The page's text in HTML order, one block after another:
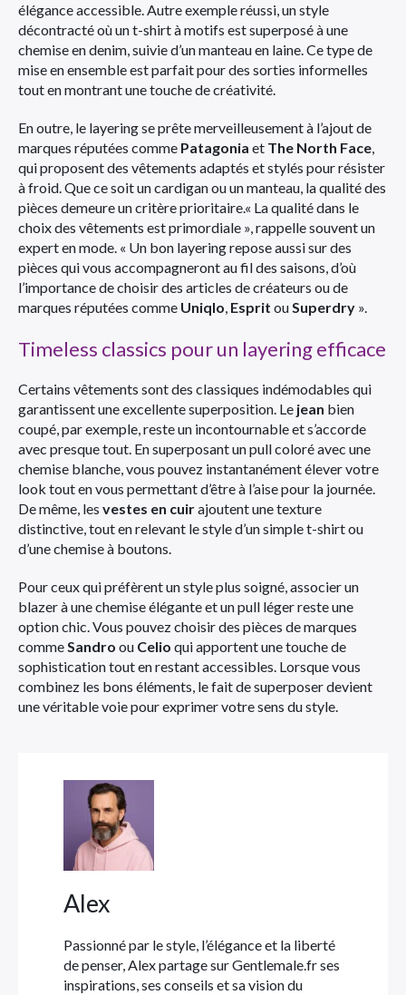
élégance accessible. Autre exemple réussi, un style
décontracté où un t-shirt à motifs est superposé à une
chemise en denim, suivie d’un manteau en laine. Ce type de
mise en ensemble est parfait pour des sorties informelles
tout en montrant une touche de créativité.
En outre, le layering se prête merveilleusement à l’ajout de
marques réputées comme Patagonia et The North Face,
qui proposent des vêtements adaptés et stylés pour résister
à froid. Que ce soit un cardigan ou un manteau, la qualité des
pièces demeure un critère prioritaire.« La qualité dans le
choix des vêtements est primordiale », rappelle souvent un
expert en mode. « Un bon layering repose aussi sur des
pièces qui vous accompagneront au fil des saisons, d’où
l’importance de choisir des articles de créateurs ou de
marques réputées comme Uniqlo, Esprit ouSuperdry ».
Timeless classics pour un layering efficace
Certains vêtements sont des classiques indémodables qui
garantissent une excellente superposition. Le jean bien
coupé, par exemple, reste un incontournable et s’accorde
avec presque tout. En superposant un pull coloré avec une
chemise blanche, vous pouvez instantanément élever votre
look tout en vous permettant d’être à l’aise pour la journée.
De même, les vestes en cuirajoutent une texture
distinctive, tout en relevant le style d’un simple t-shirt ou
d’une chemise à boutons.
Pour ceux qui préfèrent un style plus soigné, associer un
blazer à une chemise élégante et un pull léger reste une
option chic. Vous pouvez choisir des pièces de marques
commeSandro ou Celio qui apportent une touche de
sophistication tout en restant accessibles. Lorsque vous
combinez les bons éléments, le fait de superposer devient
une véritable voie pour exprimer votre sens du style.
Alex
Passionné par le style, l’élégance et la liberté
de penser, Alex partage sur Gentlemale.fr ses
inspirations, ses conseils et sa vision du